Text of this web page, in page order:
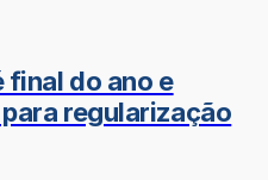
final do ano e
regularização